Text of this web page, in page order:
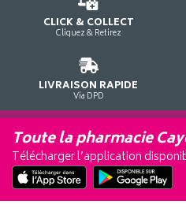
CLICK & COLLECT
Cliquez & Retirez
LIVRAISON RAPIDE
Via DPD
Toute la pharmacie
Télécharger l’application